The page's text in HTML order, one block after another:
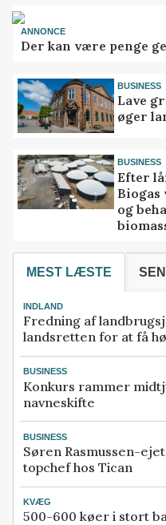
ANNONCE
Der kan være penge
BUSINESS
Lave
øger
BUSINESS
Efter
og
MEST LÆSTE
INDLAND
Fredning af
landsretten for at få
BUSINESS
Konkurs rammer
navneskifte
BUSINESS
Søren Rasmussen-
topchef hos Tican
KVÆG
500-600 køer i stort